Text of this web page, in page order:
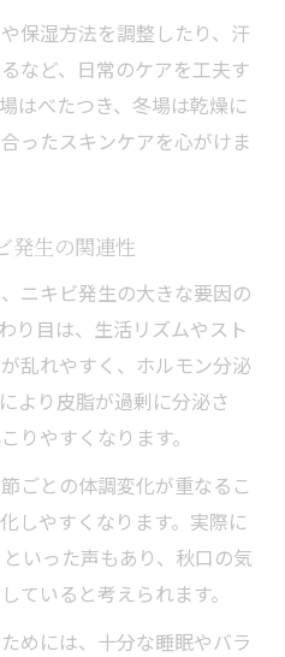
保湿方法を調整したり、汗
など、日常のケアを工夫す
はべたつき、冬場は乾燥に
ったスキンケアを心がけま
発生の関連性
ニキビ発生の大きな要因の
り目は、生活リズムやスト
乱れやすく、ホルモン分泌
より皮脂が過剰に分泌さ
りやすくなります。
ごとの体調変化が重なるこ
しやすくなります。実際に
いった声もあり、秋口の気
ていると考えられます。
めには、十分な睡眠やバラ